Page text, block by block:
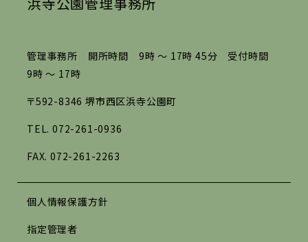
管理事務所 開所時間 9時 ～ 17時 45分 受付時間
9時 ～ 17時
〒592-8346 堺市西区浜寺公園町
TEL. 072-261-0936
FAX. 072-261-2263
個人情報保護方針
指定管理者